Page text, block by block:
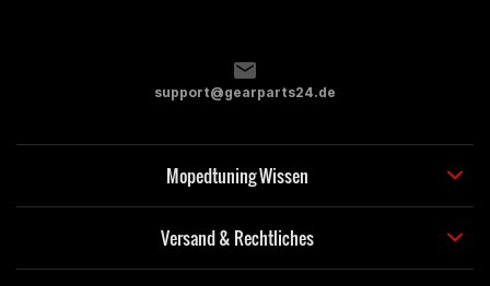
support@gearparts24.de
Mopedtuning Wissen
Versand & Rechtliches